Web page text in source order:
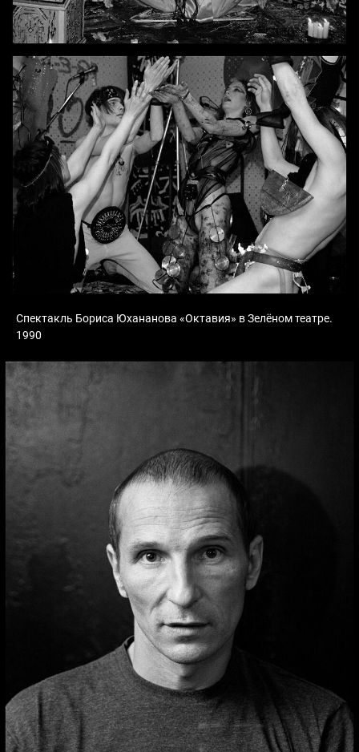
Спектакль Бориса Юхананова «Октавия» в Зелёном театре.
1990